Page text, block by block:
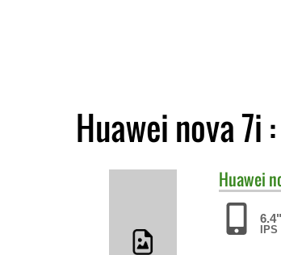
Huawei nova 7i
Huawei